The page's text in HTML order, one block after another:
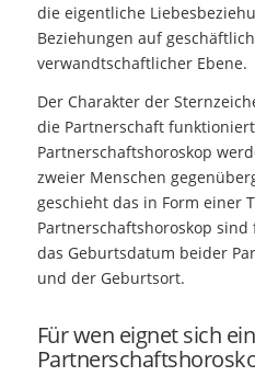
die eigentliche
Beziehungen auf
verwandtschaftlicher Ebene.
Der Charakter der
die Partnerschaft
Partnerschaftshoroskop
zweier Menschen
geschieht das in Form einer
Partnerschaftshoroskop
das Geburtsdatum beider
und der Geburtsort.
Für wen eignet sich ein